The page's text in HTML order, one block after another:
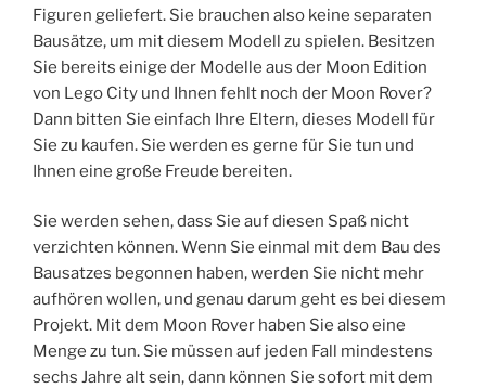
Figuren geliefert. Sie brauchen also keine separaten
Bausätze, um mit diesem Modell zu spielen. Besitzen
Sie bereits einige der Modelle aus der Moon Edition
von Lego City und Ihnen fehlt noch der Moon Rover?
Dann bitten Sie einfach Ihre Eltern, dieses Modell für
Sie zu kaufen. Sie werden es gerne für Sie tun und
Ihnen eine große Freude bereiten.
Sie werden sehen, dass Sie auf diesen Spaß nicht
verzichten können. Wenn Sie einmal mit dem Bau des
Bausatzes begonnen haben, werden Sie nicht mehr
aufhören wollen, und genau darum geht es bei diesem
Projekt. Mit dem Moon Rover haben Sie also eine
Menge zu tun. Sie müssen auf jeden Fall mindestens
sechs Jahre alt sein, dann können Sie sofort mit dem